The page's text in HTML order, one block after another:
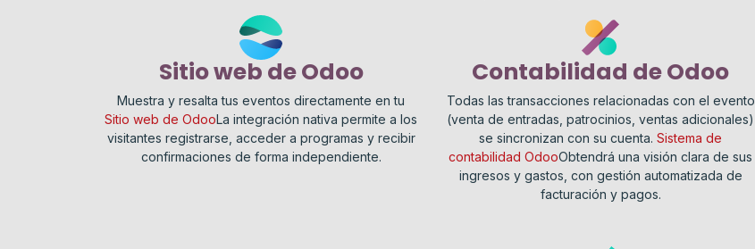
Sitio web de Odoo
Muestra y resalta tus eventos directamente en tu
Sitio web de OdooLa integración nativa permite a los
visitantes registrarse, acceder a programas y recibir
confirmaciones de forma independiente.
Contabilidad de Odoo
Todas las transacciones relacionadas con el evento
(venta de entradas, patrocinios, ventas adicionales)
se sincronizan con su cuenta. Sistema de
contabilidad OdooObtendrá una visión clara de sus
ingresos y gastos, con gestión automatizada de
facturación y pagos.